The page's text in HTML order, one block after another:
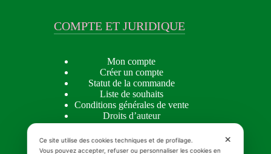
COMPTE ET JURIDIQUE
Mon compte
Créer un compte
Statut de la commande
Liste de souhaits
Conditions générales de vente
Droits d’auteur
Privacy policy
Cookie Policy
✕
Ce site utilise des cookies techniques et de profilage.
Vous pouvez accepter, refuser ou personnaliser les cookies en